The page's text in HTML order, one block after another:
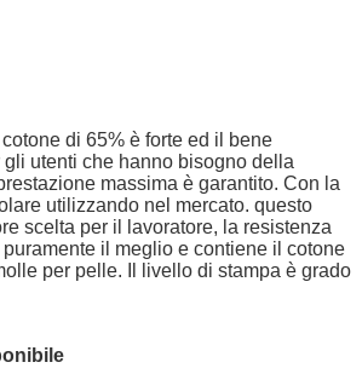
di 65% è forte ed il bene
utenti che hanno bisogno della
massima è garantito. Con la
utilizzando nel mercato. questo
scelta per il lavoratore, la resistenza
il meglio e contiene il cotone
per pelle. Il livello di stampa è grado